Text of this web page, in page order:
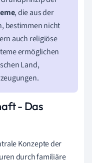
, die aus der
bestimmen nicht
auch religiöse
ermöglichen
Land,
- Das
Konzepte der
durch familiäre